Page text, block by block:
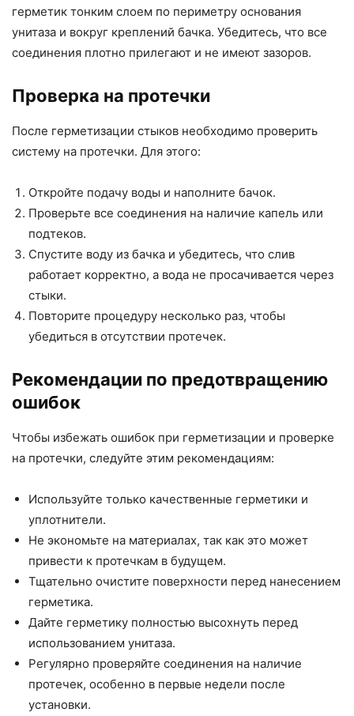
герметик тонким слоем по периметру основания
унитаза и вокруг креплений бачка. Убедитесь, что все
соединения плотно прилегают и не имеют зазоров.
Проверка на протечки
После герметизации стыков необходимо проверить
систему на протечки. Для этого:
Откройте подачу воды и наполните бачок.
Проверьте все соединения на наличие капель или
подтеков.
Спустите воду из бачка и убедитесь, что слив
работает корректно, а вода не просачивается через
стыки.
Повторите процедуру несколько раз, чтобы
убедиться в отсутствии протечек.
Рекомендации по предотвращению
ошибок
Чтобы избежать ошибок при герметизации и проверке
на протечки, следуйте этим рекомендациям:
Используйте только качественные герметики и
уплотнители.
Не экономьте на материалах, так как это может
привести к протечкам в будущем.
Тщательно очистите поверхности перед нанесением
герметика.
Дайте герметику полностью высохнуть перед
использованием унитаза.
Регулярно проверяйте соединения на наличие
протечек, особенно в первые недели после
установки.